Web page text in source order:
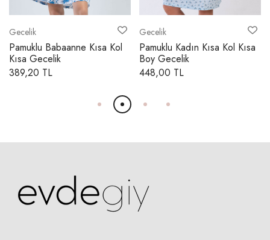
Gecelik
Pamuklu Babaanne Kısa Kol
Kısa Gecelik
389,20 TL
Gecelik
Pamuklu Kadın Kısa Kol Kısa
Boy Gecelik
448,00 TL